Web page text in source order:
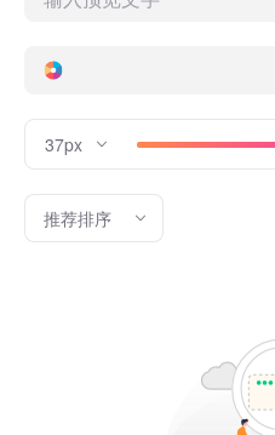
推荐排序
37px